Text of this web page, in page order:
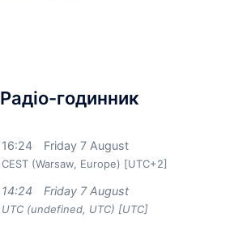
Радіо-годинник
16:24 Friday 7 August
CEST (Warsaw, Europe) [UTC+2]
14:24 Friday 7 August
UTC (undefined, UTC) [UTC]